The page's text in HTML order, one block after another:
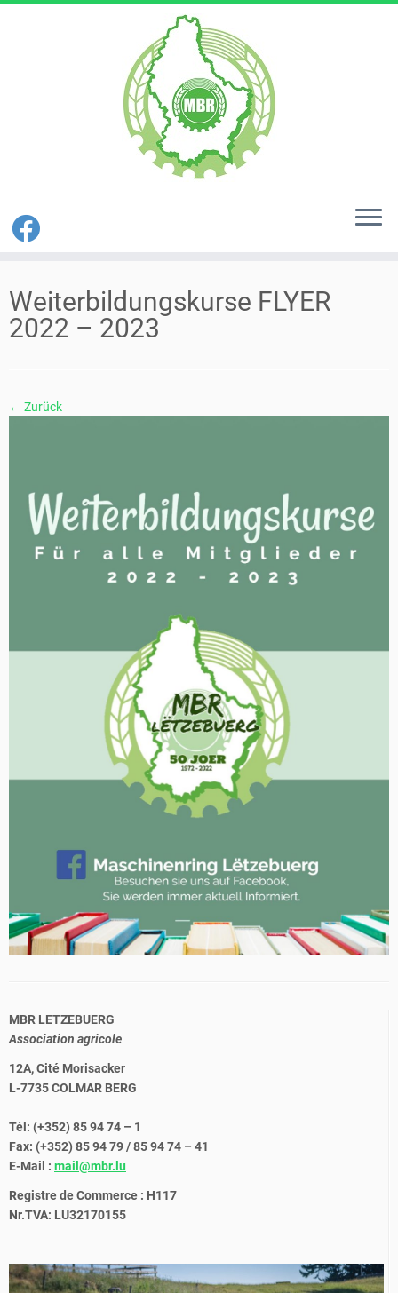
Inhalt
springen
Weiterbildungskurse FLYER
2022 – 2023
← Zurück
MBR LETZEBUERG
Association agricole
12A, Cité Morisacker
L-7735 COLMAR BERG
Tél: (+352) 85 94 74 – 1
Fax: (+352) 85 94 79 / 85 94 74 – 41
E-Mail : mail@mbr.lu
Registre de Commerce : H117
Nr.TVA: LU32170155